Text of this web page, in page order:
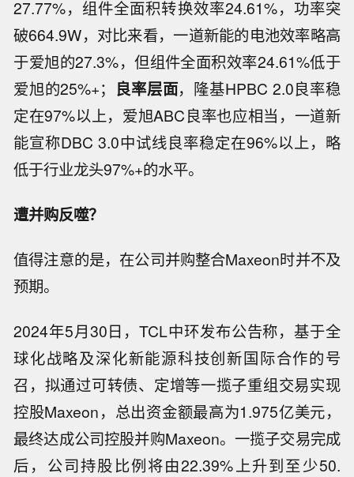
27.77%，组件全面积转换效率24.61%，功率突
破664.9W，对比来看，一道新能的电池效率略高
于爱旭的27.3%，但组件全面积效率24.61%低于
爱旭的25%+； 良率层面，隆基HPBC 2.0良率稳
定在97%以上，爱旭ABC良率也应相当，一道新
能宣称DBC 3.0中试线良率稳定在96%以上，略
低于行业龙头97%+的水平。
遭并购反噬？
值得注意的是，在公司并购整合Maxeon时并不及
预期。
2024年5月30日，TCL中环发布公告称，基于全
球化战略及深化新能源科技创新国际合作的号
召，拟通过可转债、定增等一揽子重组交易实现
控股Maxeon，总出资金额最高为1.975亿美元，
最终达成公司控股并购Maxeon。一揽子交易完成
后，公司持股比例将由22.39%上升到至少50.